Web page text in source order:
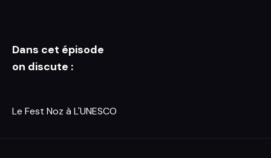
Dans cet épisode
on discute :
Le Fest Noz à L'UNESCO